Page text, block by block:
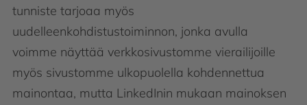
tunniste tarjoaa myös
uudelleenkohdistustoiminnon, jonka avulla
voimme näyttää verkkosivustomme vierailijoille
myös sivustomme ulkopuolella kohdennettua
mainontaa, mutta LinkedInin mukaan mainoksen